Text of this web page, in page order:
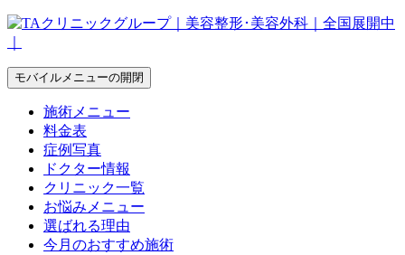
モバイルメニューの開閉
施術メニュー
料金表
症例写真
ドクター情報
クリニック一覧
お悩みメニュー
選ばれる理由
今月のおすすめ施術